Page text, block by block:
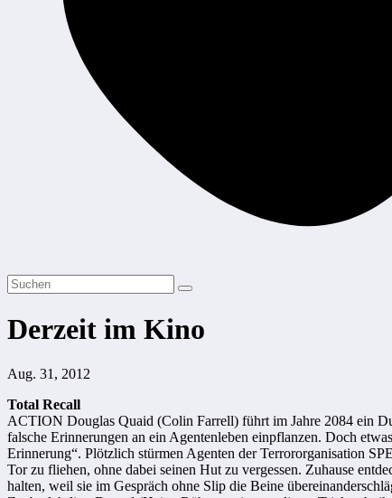
Derzeit im Kino
Aug. 31, 2012
Total Recall
ACTION Douglas Quaid (Colin Farrell) führt im Jahre 2084 ein
falsche Erinnerungen an ein Agentenleben einpflanzen. Doch
Erinnerung“. Plötzlich stürmen Agenten der Terrororganisation
Tor zu fliehen, ohne dabei seinen Hut zu vergessen. Zuhause
halten, weil sie im Gespräch ohne Slip die Beine